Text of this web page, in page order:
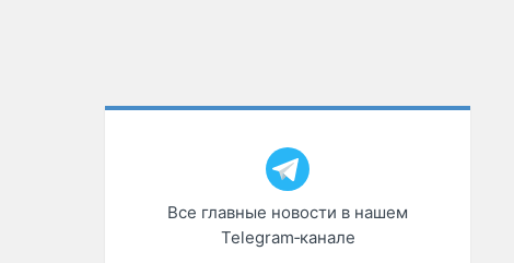
Все главные новости в нашем
Telegram‑канале